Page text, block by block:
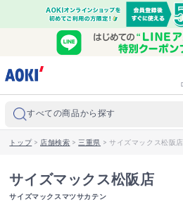
すべての商品から探す
トップ> 店舗検索 > 三重県 > サイズマックス松阪店
サイズマックス松阪店
サイズマックスマツサカテン